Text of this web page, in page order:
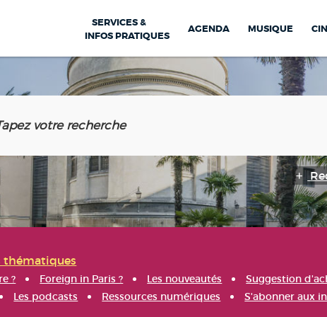
SERVICES &
INFOS PRATIQUES
AGENDA MUSIQUE
thématiques
? Foreign in Paris ? Les nouveautés Suggestion
Les podcasts Ressources numériques S'abonner aux